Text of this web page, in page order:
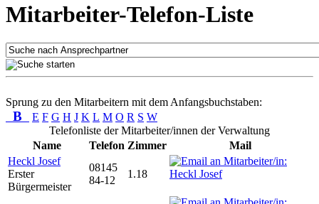
Mitarbeiter-Telefon-Liste
Sprung zu den Mitarbeitern mit dem Anfangsbuchstaben:
B E F G H J K L M O R S W
Telefonliste der Mitarbeiter/innen der Verwaltung
Name
Telefon Zimmer
Mail
Heckl Josef
Erster
Bürgermeister
08145
84-12
1.18